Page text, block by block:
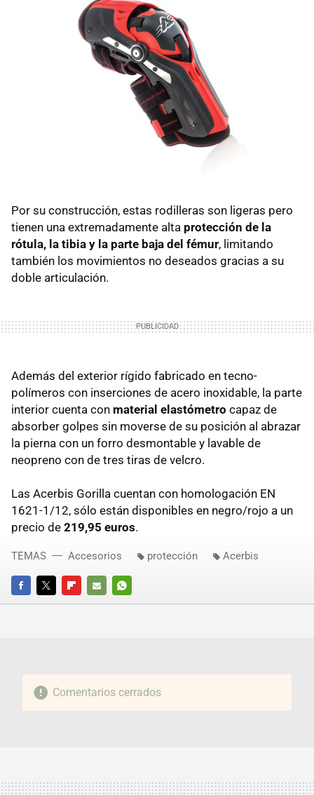
Por su construcción, estas rodilleras son ligeras pero
tienen una extremadamente alta protección de la
rótula, la tibia y la parte baja del fémur, limitando
también los movimientos no deseados gracias a su
doble articulación.
Además del exterior rígido fabricado en tecno-
polímeros con inserciones de acero inoxidable, la parte
interior cuenta con material elastómetro capaz de
absorber golpes sin moverse de su posición al abrazar
la pierna con un forro desmontable y lavable de
neopreno con de tres tiras de velcro.
Las Acerbis Gorilla cuentan con homologación EN
1621-1/12, sólo están disponibles en negro/rojo a un
precio de 219,95 euros.
FACEBOOKTWITTERFLIPBOARD
E-
WHATSAPP
TEMAS Accesorios protección Acerbis
Comentarios cerrados